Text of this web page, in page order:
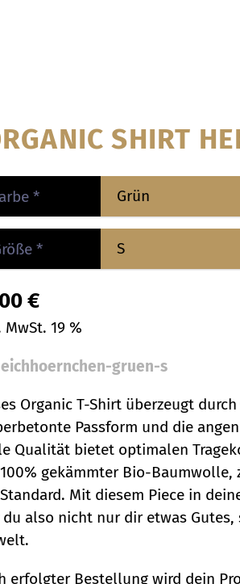
SHIRT
*
*
€
19 %
gruen-s
Organic T-Shirt überzeugt
Passform und die
Qualität bietet optimalen
gekämmter Bio-Baumwolle,
Mit diesem Piece in
also nicht nur dir etwas Gutes,
erfolgter Bestellung wird dein